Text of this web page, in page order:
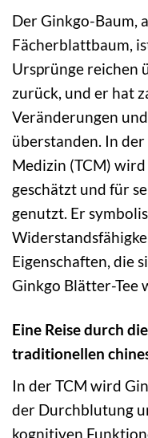
Der Ginkgo-Baum,
Fächerblattbaum,
Ursprünge reichen
zurück, und er hat
Veränderungen
überstanden. In
Medizin (TCM)
geschätzt und für
genutzt. Er
Eigenschaften, die
Ginkgo Blätter-Tee
Eine Reise durch
traditionellen
In der TCM wird
der Durchblutung
kognitiven